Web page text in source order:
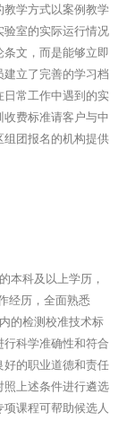
学方式以案例教学
室的实际运行情况
文，而是能够立即
立了完善的学习档
常工作中遇到的实
费标准请客户与中
团报名的机构提供
本科及以上学历，
经历，全面熟悉
的检测校准技术标
科学准确性和符合
的职业道德和责任
上述条件进行遴选
课程可帮助候选人